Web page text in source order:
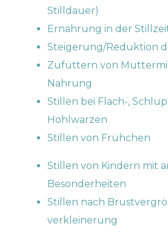
Stilldauer)
Ernährung in der
Steigerung/Reduktion
Zufüttern von
Nahrung
Stillen bei Flach-,
Hohlwarzen
Stillen von Frühchen
Stillen von Kindern mit
Besonderheiten
Stillen nach
verkleinerung